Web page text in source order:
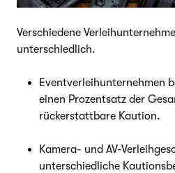
Verschiedene
unterschiedlich.
Eventverleihunternehmen
einen Prozentsatz der
rückerstattbare Kaution.
Kamera- und AV-
unterschiedliche